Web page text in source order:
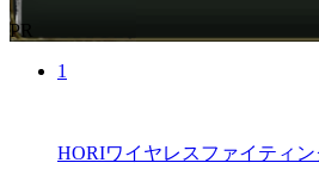
PR
1
HORIワイヤレスファイティ